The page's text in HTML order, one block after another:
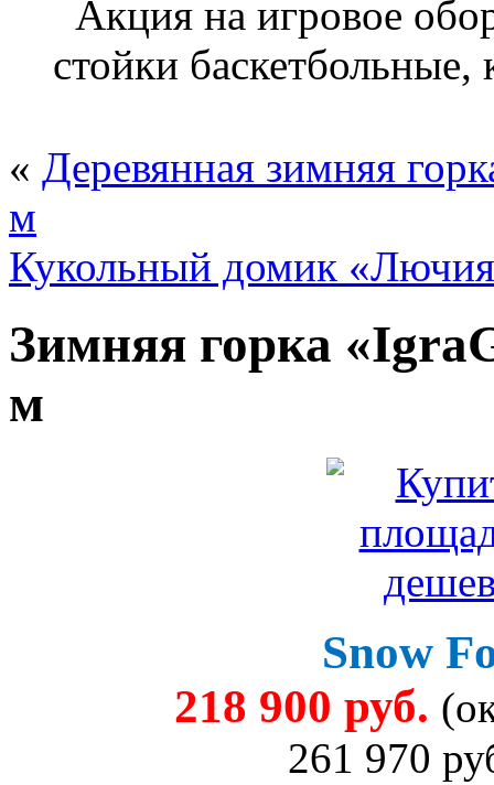
Акция на игровое
стойки баскетбольные,
« Деревянная зимняя
м
Кукольный домик
Зимняя горка
м
Snow
218 900 руб.
261 970